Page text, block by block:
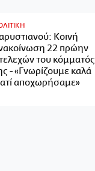
Κοινή
22 πρώην
του κόμματός
- «Γνωρίζουμε καλά
αποχωρήσαμε»